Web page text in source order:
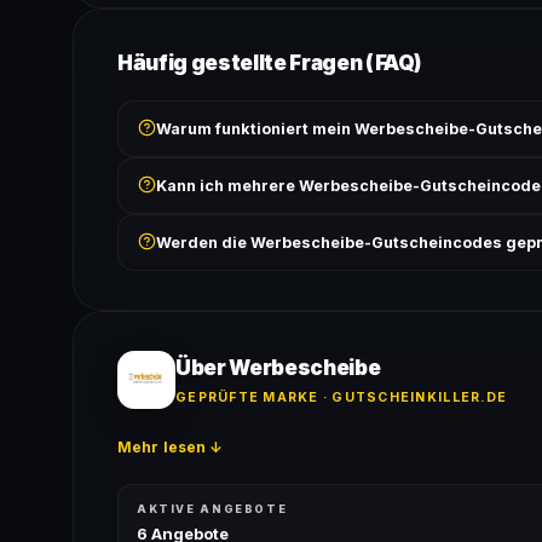
Häufig gestellte Fragen (FAQ)
Warum funktioniert mein Werbescheibe-
Bedingungen findest du unter „Details".
Kann ich mehrere Werbescheibe-
ausgeschlossen, sofern die Angebotsbedingungen
Werden die Werbescheibe-Gutscheincodes
Über Werbescheibe
GEPRÜFTE MARKE · GUTSCHEINKILLER.DE
Mehr lesen ↓
AKTIVE ANGEBOTE
6 Angebote